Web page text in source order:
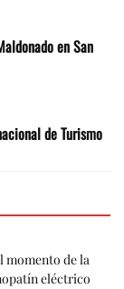
en San
de Turismo
momento de la
eléctrico